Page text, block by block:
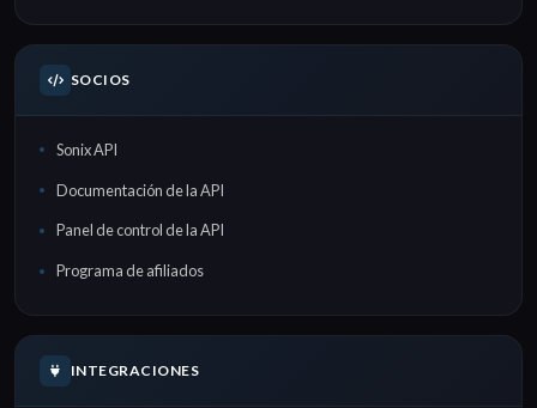
SOCIOS
Sonix API
Documentación de la API
Panel de control de la API
Programa de afiliados
INTEGRACIONES